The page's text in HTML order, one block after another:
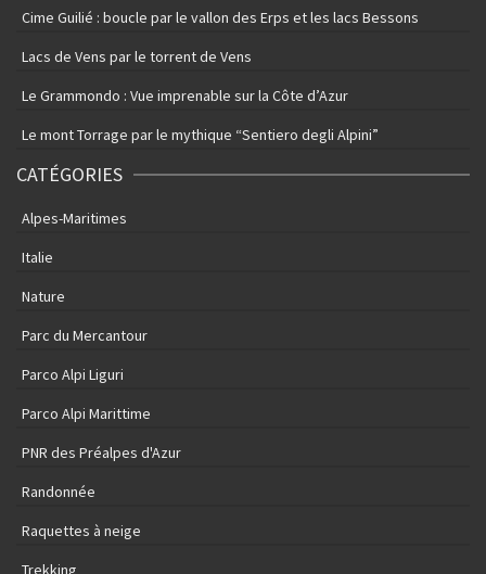
Cime Guilié : boucle par le vallon des Erps et les lacs Bessons
Lacs de Vens par le torrent de Vens
Le Grammondo : Vue imprenable sur la Côte d’Azur
Le mont Torrage par le mythique “Sentiero degli Alpini”
CATÉGORIES
Alpes-Maritimes
Italie
Nature
Parc du Mercantour
Parco Alpi Liguri
Parco Alpi Marittime
PNR des Préalpes d'Azur
Randonnée
Raquettes à neige
Trekking